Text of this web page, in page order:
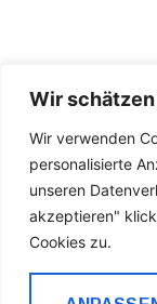
Wir
Wir verwenden
personalisierte
unseren
akzeptieren"
Cookies zu.